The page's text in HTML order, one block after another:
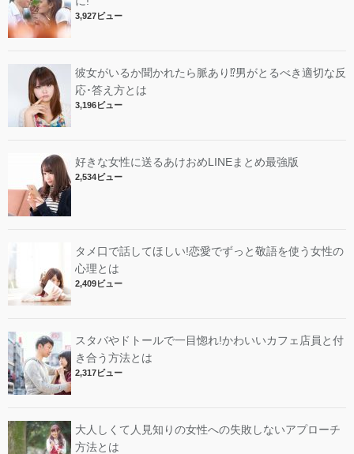
3,927ビュー
彼女がいるか聞かれたら脈あり⁉︎男がとるべき適切な反
応･答え方とは
3,196ビュー
好きな女性に送るあけおめLINEまとめ最強版
2,534ビュー
タメ口で話してほしい!恋愛でずっと敬語を使う女性の
心理とは
2,409ビュー
スタバやドトールで一目惚れ!かわいいカフェ店員と付
き合う方法とは
2,317ビュー
大人しくて人見知りの女性への失敗しないアプローチ
方法とは